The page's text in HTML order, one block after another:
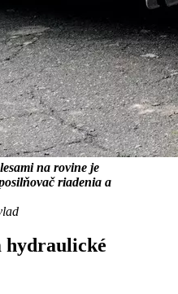
na rovine je
riadenia a
hydraulické